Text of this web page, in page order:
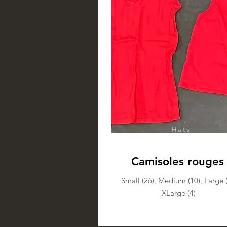
Hats
Camisoles rouges
Small (26), Medium (10), Large
XLarge (4)